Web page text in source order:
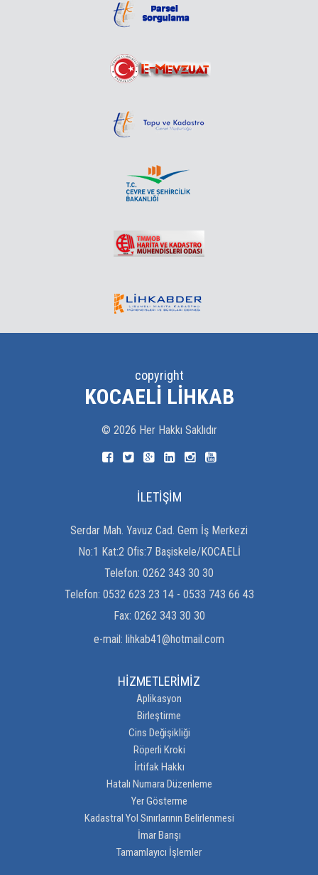
copyright
KOCAELI LIHKAB
© 2026 Her Hakkı Saklıdır
İLETİŞİM
Serdar Mah. Yavuz Cad. Gem İş Merkezi
No:1 Kat:2 Ofis:7 Başiskele/KOCAELİ
Telefon: 0262 343 30 30
Telefon: 0532 623 23 14 - 0533 743 66 43
Fax: 0262 343 30 30
e-mail: lihkab41@hotmail.com
HİZMETLERİMİZ
Aplikasyon
Birleştirme
Cins Değişikliği
Röperli Kroki
İrtifak Hakkı
Hatalı Numara Düzenleme
Yer Gösterme
Kadastral Yol Sınırlarının Belirlenmesi
İmar Barışı
Tamamlayıcı İşlemler